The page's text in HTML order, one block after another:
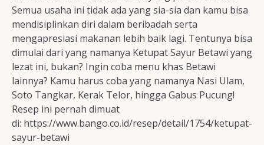
Semua usaha ini tidak ada yang sia-sia dan kamu bisa
mendisiplinkan diri dalam beribadah serta
mengapresiasi makanan lebih baik lagi. Tentunya bisa
dimulai dari yang namanya Ketupat Sayur Betawi yang
lezat ini, bukan? Ingin coba menu khas Betawi
lainnya? Kamu harus coba yang namanya Nasi Ulam,
Soto Tangkar, Kerak Telor, hingga Gabus Pucung!
Resep ini pernah dimuat
di: https://www.bango.co.id/resep/detail/1754/ketupat-
sayur-betawi